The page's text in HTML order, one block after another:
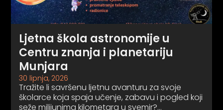
Ljetna škola astronomije u
Centru znanja i planetariju
Munjara
30 lipnja, 2026
Tražite li savršenu ljetnu avanturu za svoje
školarce koja spaja učenje, zabavu i pogled koji
seže milijunima kilometara u svemir?…